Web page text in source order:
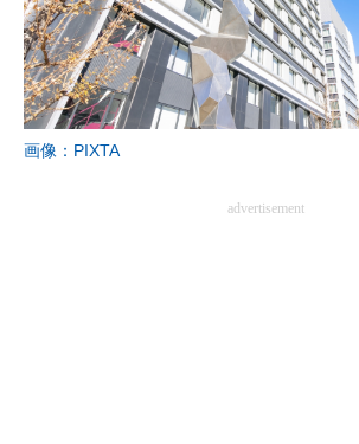
AI活用のいまが分かる
企業ITのトレンドを詳説
画像：PIXTA
advertisement